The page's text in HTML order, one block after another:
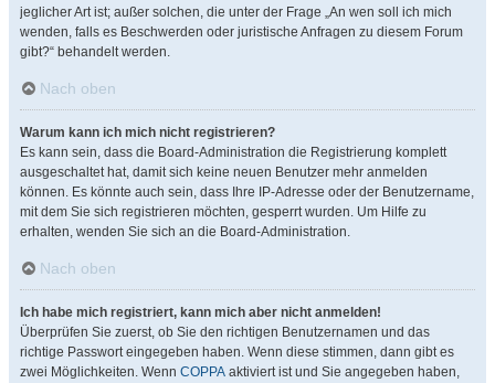
jeglicher Art ist; außer solchen, die unter der Frage „An wen soll ich mich
wenden, falls es Beschwerden oder juristische Anfragen zu diesem Forum
gibt?“ behandelt werden.
Nach oben
Warum kann ich mich nicht registrieren?
Es kann sein, dass die Board-Administration die Registrierung komplett
ausgeschaltet hat, damit sich keine neuen Benutzer mehr anmelden
können. Es könnte auch sein, dass Ihre IP-Adresse oder der Benutzername,
mit dem Sie sich registrieren möchten, gesperrt wurden. Um Hilfe zu
erhalten, wenden Sie sich an die Board-Administration.
Nach oben
Ich habe mich registriert, kann mich aber nicht anmelden!
Überprüfen Sie zuerst, ob Sie den richtigen Benutzernamen und das
richtige Passwort eingegeben haben. Wenn diese stimmen, dann gibt es
zwei Möglichkeiten. Wenn COPPA aktiviert ist und Sie angegeben haben,